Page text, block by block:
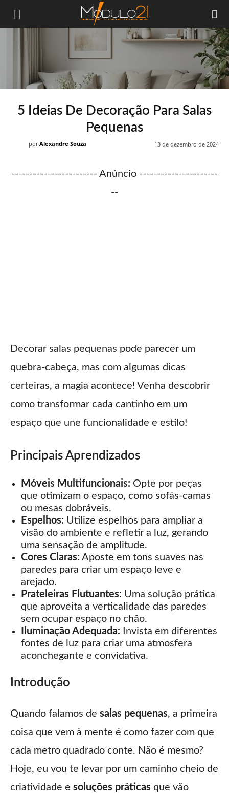
Módulo21
5 Ideias De Decoração Para Salas
Pequenas
13 de dezembro de 2024
por Alexandre Souza
------------------------ Anúncio ----------------------
--
Decorar salas pequenas pode parecer um
quebra-cabeça, mas com algumas dicas
certeiras, a magia acontece! Venha descobrir
como transformar cada cantinho em um
espaço que une funcionalidade e estilo!
Principais Aprendizados
Móveis Multifuncionais: Opte por peças
que otimizam o espaço, como sofás-camas
ou mesas dobráveis.
Espelhos: Utilize espelhos para ampliar a
visão do ambiente e refletir a luz, gerando
uma sensação de amplitude.
Cores Claras: Aposte em tons suaves nas
paredes para criar um espaço leve e
arejado.
Prateleiras Flutuantes: Uma solução prática
que aproveita a verticalidade das paredes
sem ocupar espaço no chão.
Iluminação Adequada: Invista em diferentes
fontes de luz para criar uma atmosfera
aconchegante e convidativa.
Introdução
Quando falamos de salas pequenas, a primeira
coisa que vem à mente é como fazer com que
cada metro quadrado conte. Não é mesmo?
Hoje, eu vou te levar por um caminho cheio de
criatividade e soluções práticas que vão